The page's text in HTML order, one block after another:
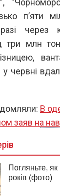
п’яти
через
три млн
червні
В
заяв на